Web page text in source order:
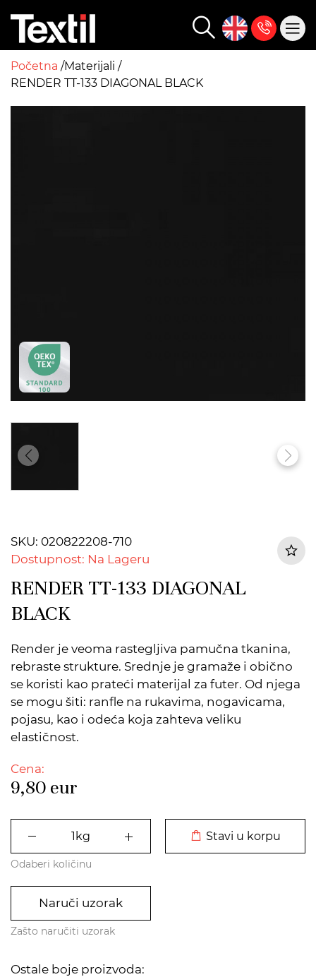
Početna Materijali
RENDER TT-133 DIAGONAL BLACK
SKU: 020822208-710
Dostupnost: Na Lageru
RENDER TT-133 DIAGONAL
BLACK
Render je veoma rastegljiva pamučna tkanina,
rebraste strukture. Srednje je gramaže i obično
se koristi kao prateći materijal za futer. Od njega
se mogu šiti: ranfle na rukavima, nogavicama,
pojasu, kao i odeća koja zahteva veliku
elastičnost.
Cena:
9,80 eur
Stavi u korpu
Odaberi količinu
Naruči uzorak
Zašto naručiti uzorak
Ostale boje proizvoda: